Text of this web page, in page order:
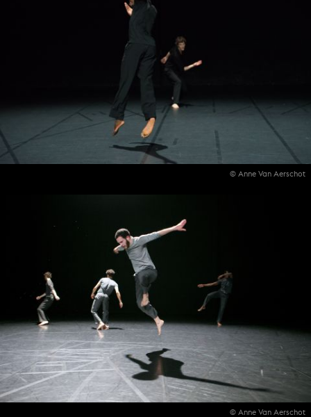
© Anne Van Aerschot
© Anne Van Aerschot